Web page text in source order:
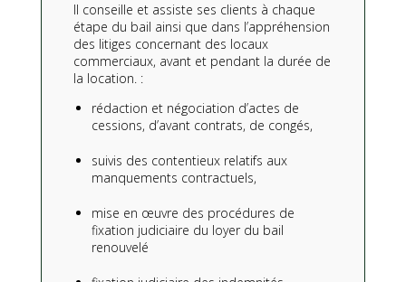
Il conseille et assiste ses clients à chaque
étape du bail ainsi que dans l’appréhension
des litiges concernant des locaux
commerciaux, avant et pendant la durée de
la location. :
rédaction et négociation d’actes de
cessions, d’avant contrats, de congés,
suivis des contentieux relatifs aux
manquements contractuels,
mise en œuvre des procédures de
fixation judiciaire du loyer du bail
renouvelé